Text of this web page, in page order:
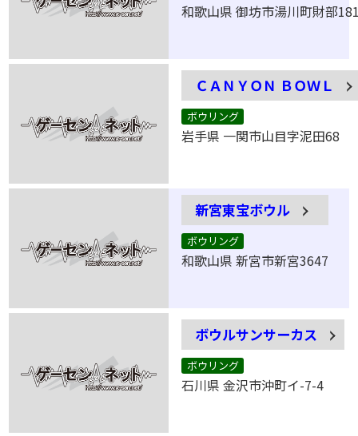
和歌山県 御坊市湯川町財部
ＣＡＮＹＯＮ ＢＯＷＬ
ボウリング
岩手県 一関市山目字泥田68
新宮東宝ボウル
ボウリング
和歌山県 新宮市新宮3647
ボウルサンサーカス
ボウリング
石川県 金沢市沖町イ-7-4